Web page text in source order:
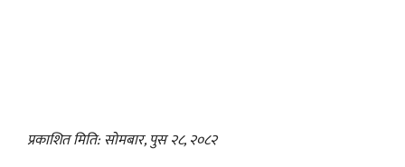
प्रकाशित मिति: सोमबार, पुस २८, २०८२